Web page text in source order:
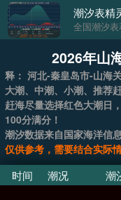
潮汐表精
全国潮汐表
2026年山
释： 河北-秦皇岛市-山海关,未来15天潮汐表和天气情况简报，包含了
大潮、中潮、小潮、推荐
赶海尽量选择红色大潮日
100分满分！
潮汐数据来自国家海洋信
仅供参考，需要结合实际
时间 潮况 潮